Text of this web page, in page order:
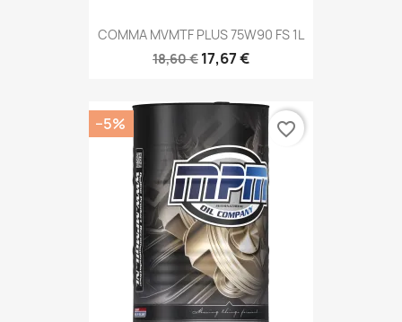
COMMA MVMTF PLUS 75W90 FS 1L
18,60 € 17,67 €
−5% favorite_border